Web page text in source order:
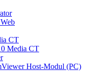
CT
Media CT
Host-Modul (PC)